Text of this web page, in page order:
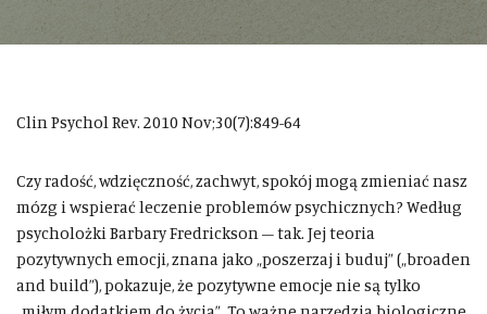
Clin Psychol Rev. 2010 Nov;30(7):849-64
Czy radość, wdzięczność, zachwyt, spokój mogą zmieniać nasz
mózg i wspierać leczenie problemów psychicznych? Według
psycholożki Barbary Fredrickson – tak. Jej teoria
pozytywnych emocji, znana jako „poszerzaj i buduj” („broaden
and build”), pokazuje, że pozytywne emocje nie są tylko